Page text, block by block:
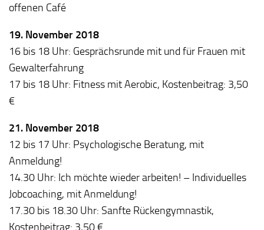
offenen Café
19. November 2018
16 bis 18 Uhr: Gesprächsrunde mit und für Frauen mit
Gewalterfahrung
17 bis 18 Uhr: Fitness mit Aerobic, Kostenbeitrag: 3,50
€
21. November 2018
12 bis 17 Uhr: Psychologische Beratung, mit
Anmeldung!
14.30 Uhr: Ich möchte wieder arbeiten! – Individuelles
Jobcoaching, mit Anmeldung!
17.30 bis 18.30 Uhr: Sanfte Rückengymnastik,
Kostenbeitrag: 3,50 €